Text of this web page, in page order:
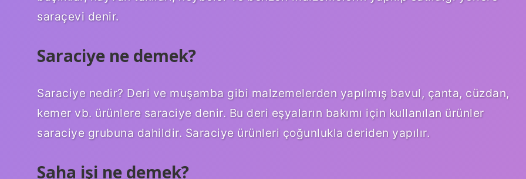
saraçevi denir.
Saraciye ne demek?
Saraciye nedir? Deri ve muşamba gibi malzemelerden yapılmış bavul, çanta, cüzdan,
kemer vb. ürünlere saraciye denir. Bu deri eşyaların bakımı için kullanılan ürünler
saraciye grubuna dahildir. Saraciye ürünleri çoğunlukla deriden yapılır.
Saha işi ne demek?